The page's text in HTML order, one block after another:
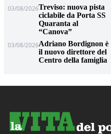
03/08/2026Treviso: nuova pista
ciclabile da Porta SS
Quaranta al
“Canova”
03/08/2026Adriano Bordignon è
il nuovo direttore del
Centro della famiglia